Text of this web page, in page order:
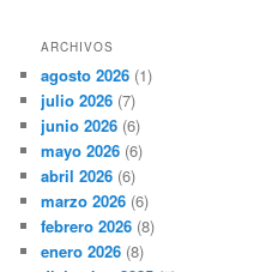
ARCHIVOS
agosto 2026 (1)
julio 2026 (7)
junio 2026 (6)
mayo 2026 (6)
abril 2026 (6)
marzo 2026 (6)
febrero 2026 (8)
enero 2026 (8)